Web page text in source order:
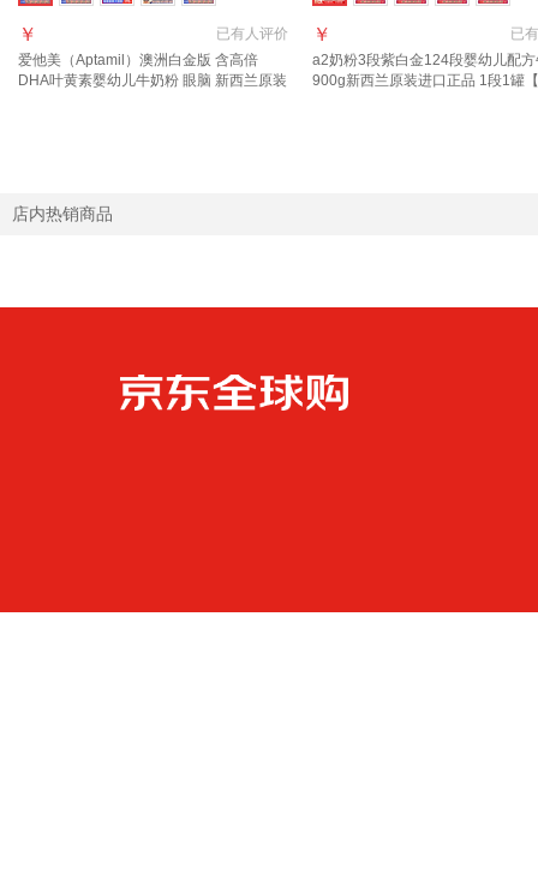
已有人评价
￥
爱他美（Aptamil）澳洲白金版 含高倍
DHA叶黄素婴幼儿牛奶粉 眼脑 新西兰原装
已有
￥
a2奶粉3段紫白金124段婴幼儿配
900g新西兰原装进口正品 1段1罐
店内热销商品